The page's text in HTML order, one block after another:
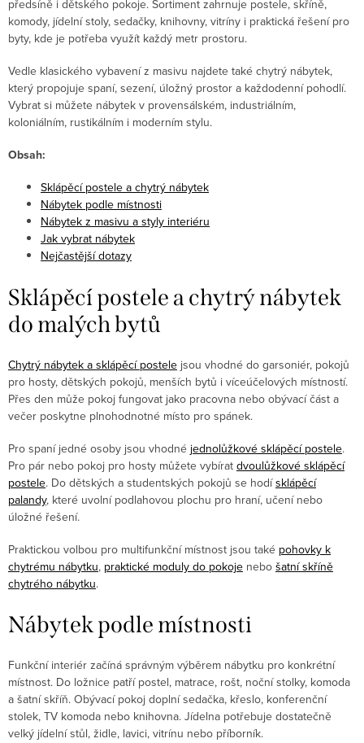
předsíně i dětského pokoje. Sortiment zahrnuje postele, skříně,
komody, jídelní stoly, sedačky, knihovny, vitríny i praktická řešení pro
byty, kde je potřeba využít každý metr prostoru.
Vedle klasického vybavení z masivu najdete také chytrý nábytek,
který propojuje spaní, sezení, úložný prostor a každodenní pohodlí.
Vybrat si můžete nábytek v provensálském, industriálním,
koloniálním, rustikálním i moderním stylu.
Obsah:
Sklápěcí postele a chytrý nábytek
Nábytek podle místnosti
Nábytek z masivu a styly interiéru
Jak vybrat nábytek
Nejčastější dotazy
Sklápěcí postele a chytrý nábytek
do malých bytů
Chytrý nábytek a sklápěcí postele jsou vhodné do garsoniér, pokojů
pro hosty, dětských pokojů, menších bytů i víceúčelových místností.
Přes den může pokoj fungovat jako pracovna nebo obývací část a
večer poskytne plnohodnotné místo pro spánek.
Pro spaní jedné osoby jsou vhodné jednolůžkové sklápěcí postele.
Pro pár nebo pokoj pro hosty můžete vybírat dvoulůžkové sklápěcí
postele. Do dětských a studentských pokojů se hodísklápěcí
palandy, které uvolní podlahovou plochu pro hraní, učení nebo
úložné řešení.
Praktickou volbou pro multifunkční místnost jsou také pohovky k
chytrému nábytku, praktické moduly do pokoje nebo šatní skříně
chytrého nábytku.
Nábytek podle místnosti
Funkční interiér začíná správným výběrem nábytku pro konkrétní
místnost. Do ložnice patří postel, matrace, rošt, noční stolky, komoda
a šatní skříň. Obývací pokoj doplní sedačka, křeslo, konferenční
stolek, TV komoda nebo knihovna. Jídelna potřebuje dostatečně
velký jídelní stůl, židle, lavici, vitrínu nebo příborník.